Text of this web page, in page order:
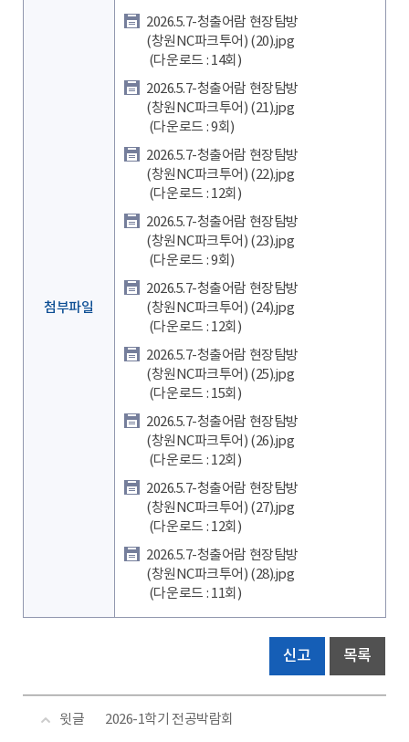
첨부파일
2026.5.7-청출어람 현장탐방
(창원NC파크투어) (20).jpg
(다운로드 : 14회)
2026.5.7-청출어람 현장탐방
(창원NC파크투어) (21).jpg
(다운로드 : 9회)
2026.5.7-청출어람 현장탐방
(창원NC파크투어) (22).jpg
(다운로드 : 12회)
2026.5.7-청출어람 현장탐방
(창원NC파크투어) (23).jpg
(다운로드 : 9회)
2026.5.7-청출어람 현장탐방
(창원NC파크투어) (24).jpg
(다운로드 : 12회)
2026.5.7-청출어람 현장탐방
(창원NC파크투어) (25).jpg
(다운로드 : 15회)
2026.5.7-청출어람 현장탐방
(창원NC파크투어) (26).jpg
(다운로드 : 12회)
2026.5.7-청출어람 현장탐방
(창원NC파크투어) (27).jpg
(다운로드 : 12회)
2026.5.7-청출어람 현장탐방
(창원NC파크투어) (28).jpg
(다운로드 : 11회)
신고 목록
윗글 2026-1학기 전공박람회